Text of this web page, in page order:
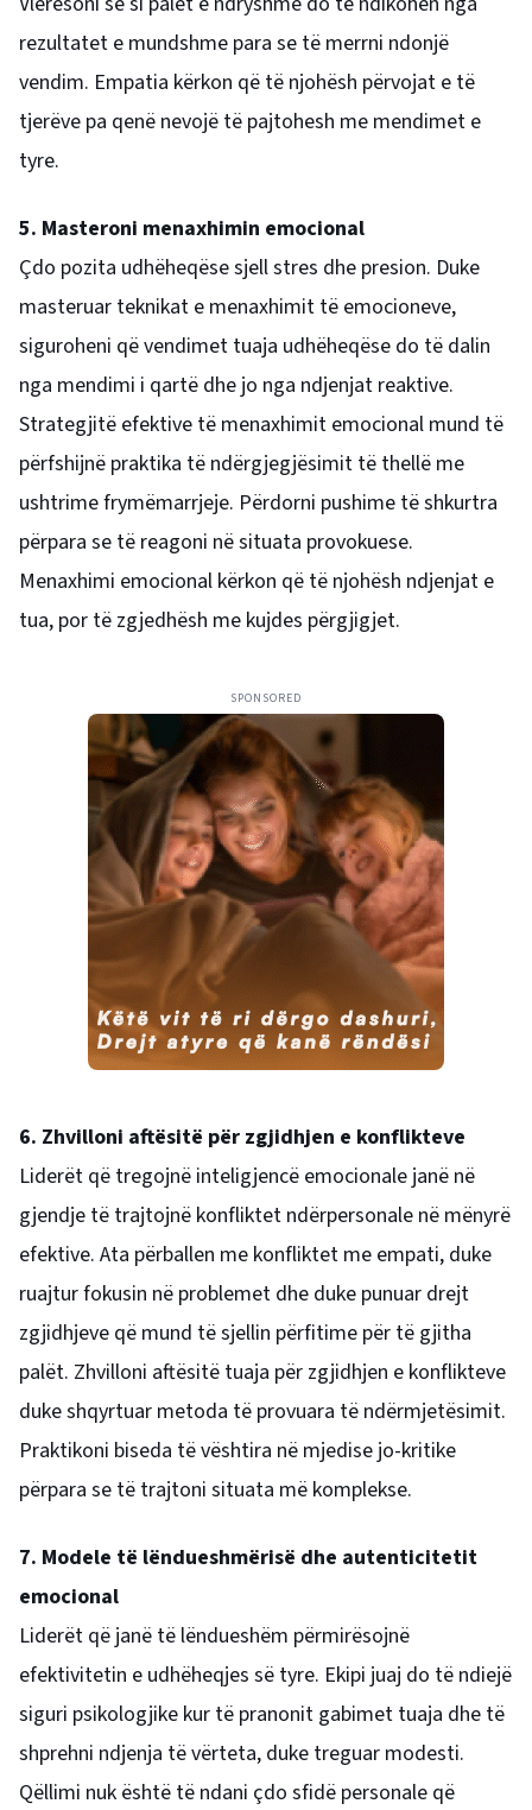
rezultatet e mundshme para se të merrni ndonjë
vendim. Empatia kërkon që të njohësh përvojat e të
tjerëve pa qenë nevojë të pajtohesh me mendimet e
tyre.
5. Masteroni menaxhimin emocional
Çdo pozita udhëheqëse sjell stres dhe presion. Duke
masteruar teknikat e menaxhimit të emocioneve,
siguroheni që vendimet tuaja udhëheqëse do të dalin
nga mendimi i qartë dhe jo nga ndjenjat reaktive.
Strategjitë efektive të menaxhimit emocional mund të
përfshijnë praktika të ndërgjegjësimit të thellë me
ushtrime frymëmarrjeje. Përdorni pushime të shkurtra
përpara se të reagoni në situata provokuese.
Menaxhimi emocional kërkon që të njohësh ndjenjat e
tua, por të zgjedhësh me kujdes përgjigjet.
SPONSORED
6. Zhvilloni aftësitë për zgjidhjen e konflikteve
Liderët që tregojnë inteligjencë emocionale janë në
gjendje të trajtojnë konfliktet ndërpersonale në mënyrë
efektive. Ata përballen me konfliktet me empati, duke
ruajtur fokusin në problemet dhe duke punuar drejt
zgjidhjeve që mund të sjellin përfitime për të gjitha
palët. Zhvilloni aftësitë tuaja për zgjidhjen e konflikteve
duke shqyrtuar metoda të provuara të ndërmjetësimit.
Praktikoni biseda të vështira në mjedise jo-kritike
përpara se të trajtoni situata më komplekse.
7. Modele të lëndueshmërisë dhe autenticitetit
emocional
Liderët që janë të lëndueshëm përmirësojnë
efektivitetin e udhëheqjes së tyre. Ekipi juaj do të ndiejë
siguri psikologjike kur të pranonit gabimet tuaja dhe të
shprehni ndjenja të vërteta, duke treguar modesti.
Qëllimi nuk është të ndani çdo sfidë personale që